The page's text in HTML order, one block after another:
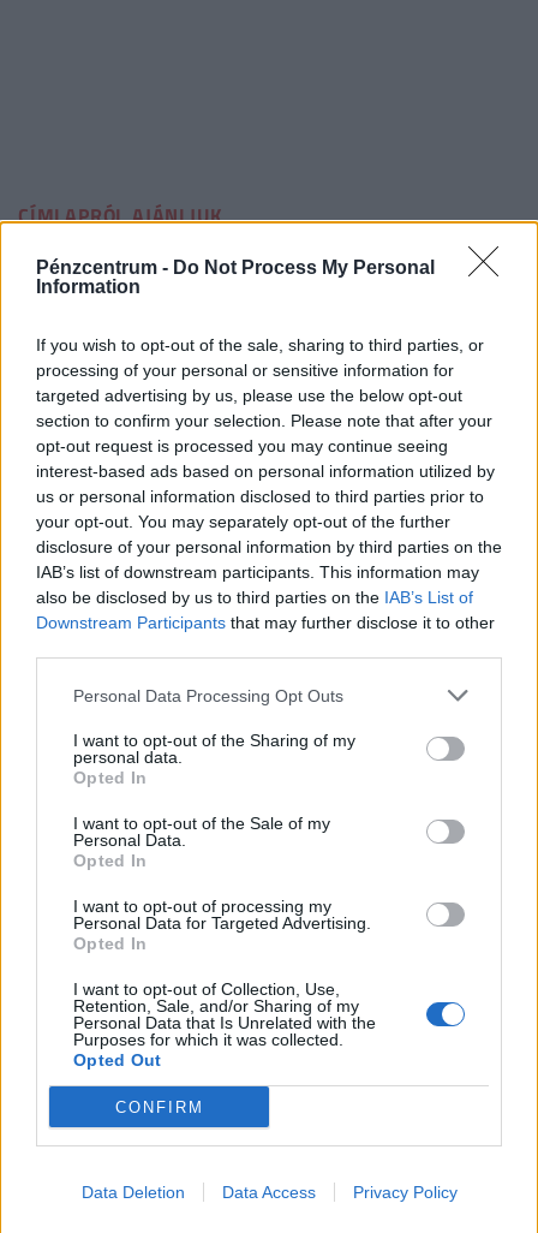
Pénzcentrum - Do Not Process My Personal
Information
If you wish to opt-out of the sale, sharing to third parties, or
processing of your personal or sensitive information for
targeted advertising by us, please use the below opt-out
section to confirm your selection. Please note that after your
opt-out request is processed you may continue seeing
interest-based ads based on personal information utilized by
us or personal information disclosed to third parties prior to
your opt-out. You may separately opt-out of the further
disclosure of your personal information by third parties on the
IAB’s list of downstream participants. This information may
also be disclosed by us to third parties on the IAB’s List of
Downstream Participants that may further disclose it to other
Personal Data Processing Opt Outs
I want to opt-out of the Sharing of my
personal data.
Opted In
I want to opt-out of the Sale of my
Personal Data.
Opted In
I want to opt-out of processing my
Personal Data for Targeted Advertising.
Opted In
I want to opt-out of Collection, Use,
Retention, Sale, and/or Sharing of my
Personal Data that Is Unrelated with the
Purposes for which it was collected.
Opted Out
CONFIRM
Data Deletion Data Access Privacy Policy
CÍMLAPRÓL AJÁNLJUK
2026. augusztus 9.
Életveszélyes fákkal van tele Budapest:
bármikor kidőlhetnek, vigyázz hová parkolsz,
merre sétálsz ezeken a helyeken
2026. augusztus 8.
árát is elkérik: ennyiért veszik a magyarok a
legnépszerűbb fajtákat 2026-ban
2026. augusztus 8.
Mennyibe kerül a jogosítvány 2026-ban?
Vezetői engedély megszerzésének menete, ára
2026. augusztus 8.
hét alatt 2026-ban Budapesten: főállásban is
durván megéri
2026. augusztus 8.
Nem elég mélyen a zsebbe nyúlni:
magánellátásban is egy évet kell várni a
magyar férfiaknak erre a műtétre